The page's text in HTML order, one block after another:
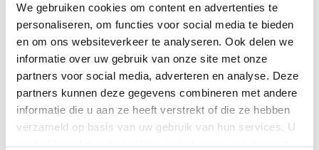
We gebruiken cookies om content en advertenties te
personaliseren, om functies voor social media te bieden
en om ons websiteverkeer te analyseren. Ook delen we
informatie over uw gebruik van onze site met onze
partners voor social media, adverteren en analyse. Deze
partners kunnen deze gegevens combineren met andere
informatie die u aan ze heeft verstrekt of die ze hebben
verzameld op basis van uw gebruik van hun services. U
Frisse neus halen langs de Amstel: Van vliedende zorgen
naar de kalfskop
Even de spreekwoordelijke ‘frisse neus halen’ is er soms